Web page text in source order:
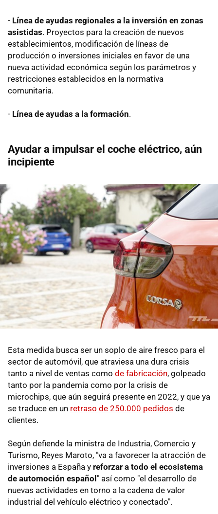
- Línea de ayudas regionales a la inversión en zonas
asistidas. Proyectos para la creación de nuevos
establecimientos, modificación de líneas de
producción o inversiones iniciales en favor de una
nueva actividad económica según los parámetros y
restricciones establecidos en la normativa
comunitaria.
- Línea de ayudas a la formación.
Ayudar a impulsar el coche eléctrico, aún
incipiente
Esta medida busca ser un soplo de aire fresco para el
sector de automóvil, que atraviesa una dura crisis
tanto a nivel de ventas como de fabricación, golpeado
tanto por la pandemia como por la crisis de
microchips, que aún seguirá presente en 2022, y que ya
se traduce en un retraso de 250.000 pedidos de
clientes.
Según defiende la ministra de Industria, Comercio y
Turismo, Reyes Maroto, "va a favorecer la atracción de
inversiones a España y reforzar a todo el ecosistema
de automoción español" así como "el desarrollo de
nuevas actividades en torno a la cadena de valor
industrial del vehículo eléctrico y conectado".